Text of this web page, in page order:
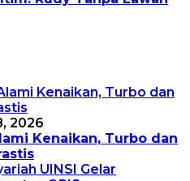
2026
Kenaikan, Turbo dan